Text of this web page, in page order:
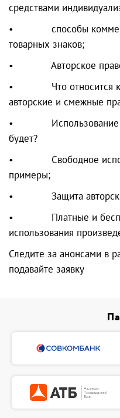
средствами
• способы
товарных знаков;
• Авторское право
• Что относится к
авторские и смежные
• Использование
будет?
• Свободное
примеры;
• Защита авторских
• Платные и
использования
Следите за анонсами в
подавайте заявку